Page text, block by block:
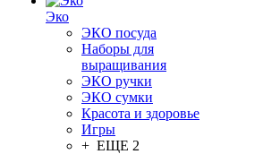
Эко
ЭКО посуда
Наборы для
выращивания
ЭКО ручки
ЭКО сумки
Красота и здоровье
Игры
+ ЕЩЕ 2